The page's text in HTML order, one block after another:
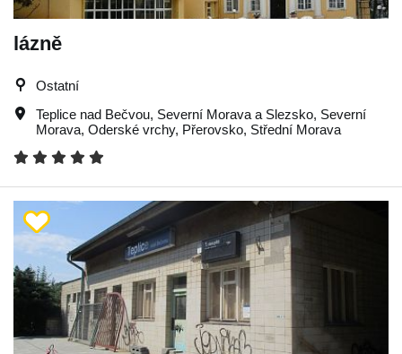
lázně
Ostatní
Teplice nad Bečvou, Severní Morava a Slezsko, Severní
Morava, Oderské vrchy, Přerovsko, Střední Morava